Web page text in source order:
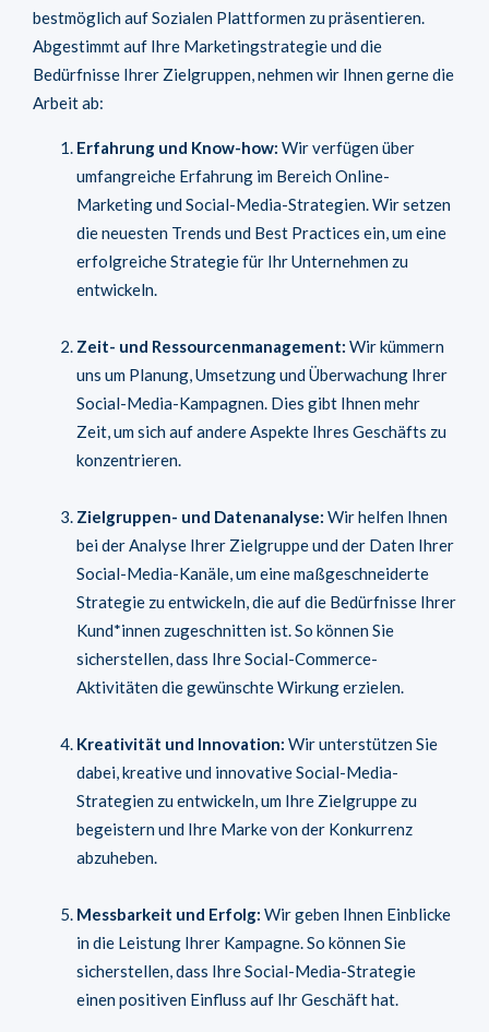
bestmöglich auf Sozialen Plattformen zu präsentieren.
Abgestimmt auf Ihre Marketingstrategie und die
Bedürfnisse Ihrer Zielgruppen, nehmen wir Ihnen gerne die
Arbeit ab:
Erfahrung und Know-how: Wir verfügen über
umfangreiche Erfahrung im Bereich Online-
Marketing und Social-Media-Strategien. Wir setzen
die neuesten Trends und Best Practices ein, um eine
erfolgreiche Strategie für Ihr Unternehmen zu
entwickeln.
Zeit- und Ressourcenmanagement: Wir kümmern
uns um Planung, Umsetzung und Überwachung Ihrer
Social-Media-Kampagnen. Dies gibt Ihnen mehr
Zeit, um sich auf andere Aspekte Ihres Geschäfts zu
konzentrieren.
Zielgruppen- und Datenanalyse: Wir helfen Ihnen
bei der Analyse Ihrer Zielgruppe und der Daten Ihrer
Social-Media-Kanäle, um eine maßgeschneiderte
Strategie zu entwickeln, die auf die Bedürfnisse Ihrer
Kund*innen zugeschnitten ist. So können Sie
sicherstellen, dass Ihre Social-Commerce-
Aktivitäten die gewünschte Wirkung erzielen.
Kreativität und Innovation: Wir unterstützen Sie
dabei, kreative und innovative Social-Media-
Strategien zu entwickeln, um Ihre Zielgruppe zu
begeistern und Ihre Marke von der Konkurrenz
abzuheben.
Messbarkeit und Erfolg: Wir geben Ihnen Einblicke
in die Leistung Ihrer Kampagne. So können Sie
sicherstellen, dass Ihre Social-Media-Strategie
einen positiven Einfluss auf Ihr Geschäft hat.